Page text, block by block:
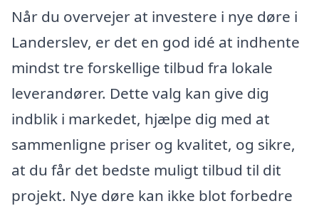
Når du overvejer at investere i nye døre i
Landerslev, er det en god idé at indhente
mindst tre forskellige tilbud fra lokale
leverandører. Dette valg kan give dig
indblik i markedet, hjælpe dig med at
sammenligne priser og kvalitet, og sikre,
at du får det bedste muligt tilbud til dit
projekt. Nye døre kan ikke blot forbedre